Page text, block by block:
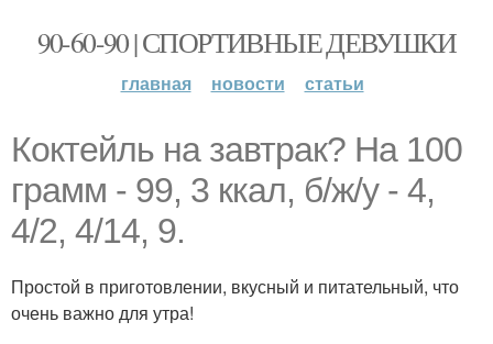
90-60-90 | СПОРТИВНЫЕ ДЕВУШКИ
главная новости статьи
Коктейль на завтрак? На 100
грамм - 99, 3 ккал, б/ж/у - 4,
4/2, 4/14, 9.
Простой в приготовлении, вкусный и питательный, что
очень важно для утра!